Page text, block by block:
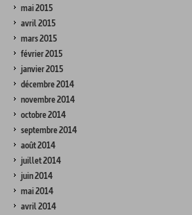
mai 2015
avril 2015
mars 2015
février 2015
janvier 2015
décembre 2014
novembre 2014
octobre 2014
septembre 2014
août 2014
juillet 2014
juin 2014
mai 2014
avril 2014